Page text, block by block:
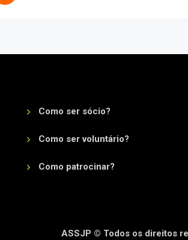
Como ser sócio?
Como ser voluntário?
Como patrocinar?
ASSJP © Todos os direitos